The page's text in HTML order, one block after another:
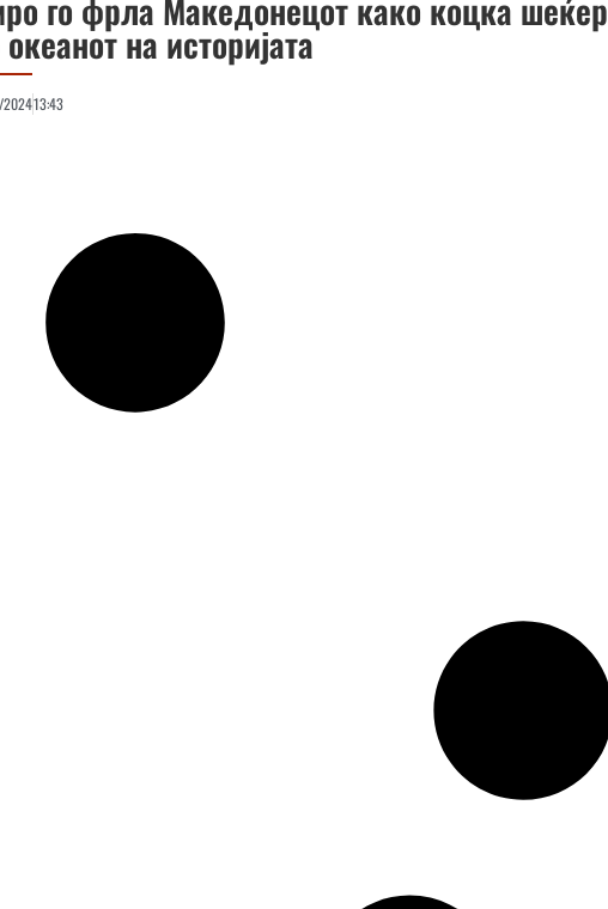
го фрла Македонецот како коцка шеќер
на историјата
202413:43